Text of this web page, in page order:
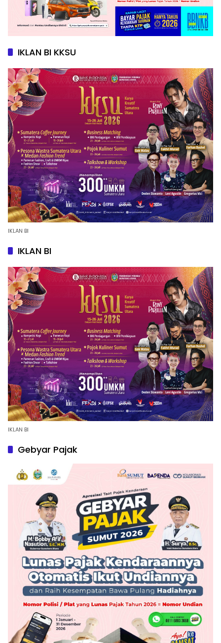
IKLAN BI KKSU
IKLAN BI
IKLAN BI
IKLAN BI
Gebyar Pajak